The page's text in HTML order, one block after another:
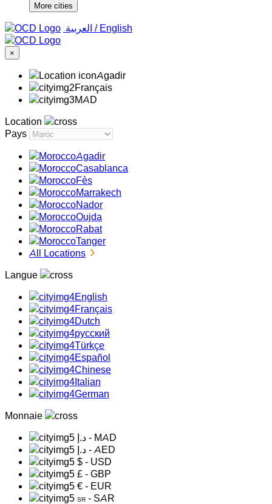
More cities
‏العربية ‏ / English
×
Agadir
Français
MAD
Location
Pays
Agadir
Casablanca
Fès
Marrakech
Nador
Oujda
Rabat
Tanger
All Locations
Langue
English
Français
Dutch
русский
Türkçe
Español
Chinese
Italian
German
Monnaie
د.إ - MAD
د.إ - AED
$ - USD
£ - GBP
€ - EUR
SR - SAR